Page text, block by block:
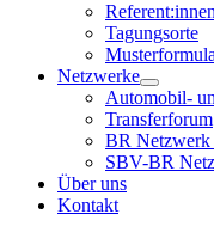
Referent:innen
Tagungsorte
Netzwerke
Automobil-
Transferforum
BR Netzwerk
SBV-BR
Über uns
Kontakt